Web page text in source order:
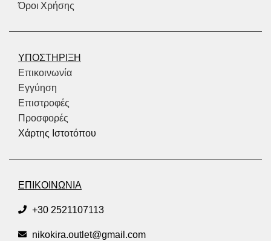
Όροι Χρήσης
ΥΠΟΣΤΗΡΙΞΗ
Επικοινωνία
Εγγύηση
Επιστροφές
Προσφορές
Χάρτης Ιστοτόπου
ΕΠΙΚΟΙΝΩΝΙΑ
+30 2521107113
nikokira.outlet@gmail.com